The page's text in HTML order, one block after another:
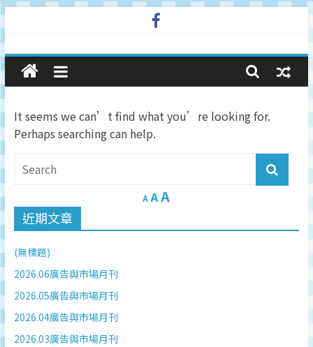
Skip
to
content
廣
告
與
市
場
在
線
深
度
It seems we can’t find what you’re looking for.
Perhaps searching can help.
A AA
近期文章
(無標題)
2026.06廣告與市場月刊
2026.05廣告與市場月刊
2026.04廣告與市場月刊
2026.03廣告與市場月刊